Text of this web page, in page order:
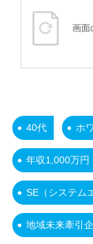
画面
40代 ホ
年収1,000万円
SE（システム
地域未来牽引